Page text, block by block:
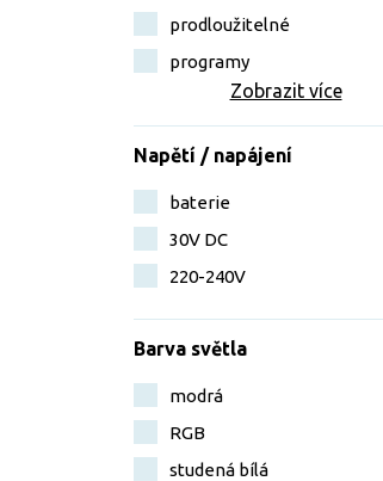
prodloužitelné
programy
Zobrazit více
Napětí / napájení
baterie
30V DC
220-240V
Barva světla
modrá
RGB
studená bílá